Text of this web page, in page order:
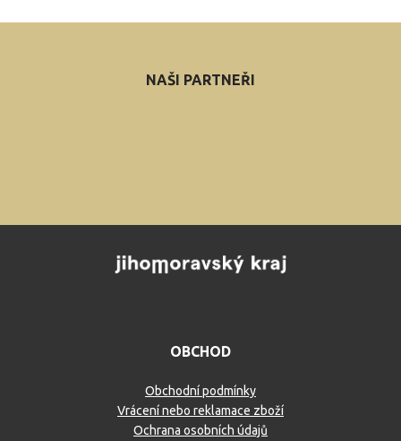
NAŠI PARTNEŘI
OBCHOD
Obchodní podmínky
Vrácení nebo reklamace zboží
Ochrana osobních údajů